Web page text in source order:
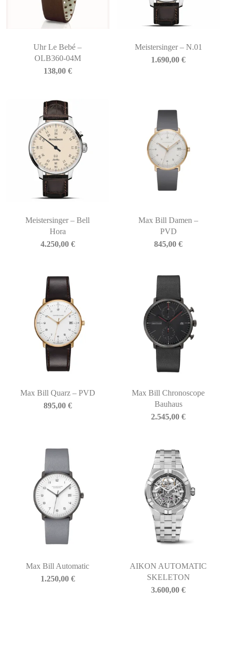
Uhr Le Bebé –
OLB360-04M
138,00 €
Meistersinger – N.01
1.690,00€
Meistersinger – Bell
Hora
4.250,00 €
Max Bill Damen –
PVD
845,00€
Max Bill Quarz – PVD
895,00 €
Max Bill Chronoscope
Bauhaus
2.545,00€
Max Bill Automatic
1.250,00 €
AIKON AUTOMATIC
SKELETON
3.600,00€